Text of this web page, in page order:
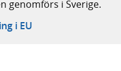
genomförs i Sverige.
i EU